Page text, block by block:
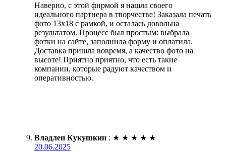
Наверно, с этой фирмой я нашла своего
идеального партнера в творчестве! Заказала печать
фото 13х18 с рамкой, и осталась довольна
результатом. Процесс был простым: выбрала
фотки на сайте, заполнила форму и оплатила.
Доставка пришла вовремя, а качество фото на
высоте! Приятно приятно, что есть такие
компании, которые радуют качеством и
оперативностью.
Владлен Кукушкин : ★ ★ ★ ★ ★
20.06.2025